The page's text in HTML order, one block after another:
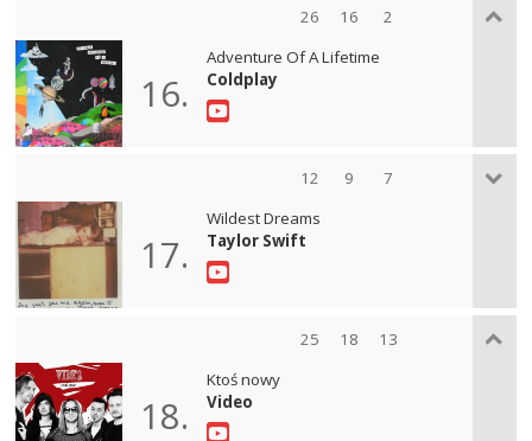
26 16 2
16.
Adventure Of A Lifetime
Coldplay
12 9 7
17.
Wildest Dreams
Taylor Swift
25 18 13
18.
Ktoś nowy
Video